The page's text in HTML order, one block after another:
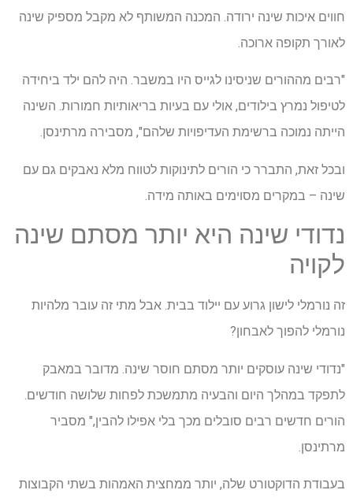
חווים איכות שינה ירודה. המכנה המשותף לא מקבל מספיק שינה
לאורך תקופה ארוכה.
"רבים מההורים שניסינו לגייס היו במשבר. היה להם ילד ביחידה
לטיפול נמרץ בילודים, אולי עם בעיות בריאותיות חמורות. השינה
הייתה נמוכה ברשימת העדיפויות שלהם", מסבירה מרתינסן.
ובכל זאת, התברר כי הורים לתינוקות לטווח מלא נאבקים גם עם
שינה – במקרים מסוימים באותה מידה.
נדודי שינה היא יותר מסתם שינה
לקויה
זה נורמלי לישון גרוע עם יילוד בבית. אבל מתי זה עובר מלהיות
נורמלי להפוך לאבחון?
"נדודי שינה עוסקים יותר מסתם חוסר שינה. מדובר במאבק
לתפקד במהלך היום והבעיה מתמשכת לפחות שלושה חודשים.
הורים חדשים רבים סובלים מכך בלי אפילו להבין," מסביר
מרתינסן.
בעבודת הדוקטורט שלה, יותר ממחצית האמהות בשתי הקבוצות